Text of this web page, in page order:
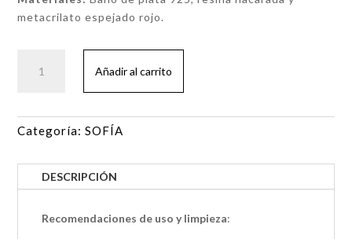
metacrilato espejado rojo.
SOFÍA
Añadir al carrito
Categoría:SOFÍA
DESCRIPCIÓN
Recomendaciones de uso y limpieza: